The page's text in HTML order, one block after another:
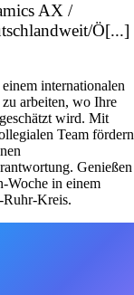
AX /
Ö[...]
internationalen
arbeiten, wo Ihre
wird. Mit
Team fördern
Genießen
Woche in einem
Ruhr-Kreis.